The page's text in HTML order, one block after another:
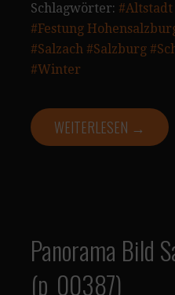
Schlagwörter: #Altstadt
#Festung
#Salzach #Salzburg
#Winter
WEITERLESEN →
Panorama Bild
(p_00387)